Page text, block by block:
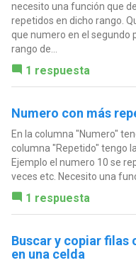
necesito una función que
repetidos en dicho rango.
que numero en el segundo
rango de...
1 respuesta
Numero con más
En la columna "Numero"
columna "Repetido" tengo
Ejemplo el numero 10 se
veces etc. Necesito una
1 respuesta
Buscar y copiar filas
en una celda